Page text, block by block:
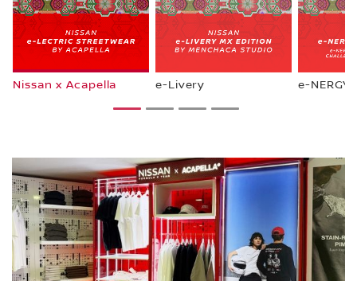
Nissan x Acapella e-Livery e-
1 2 3 4